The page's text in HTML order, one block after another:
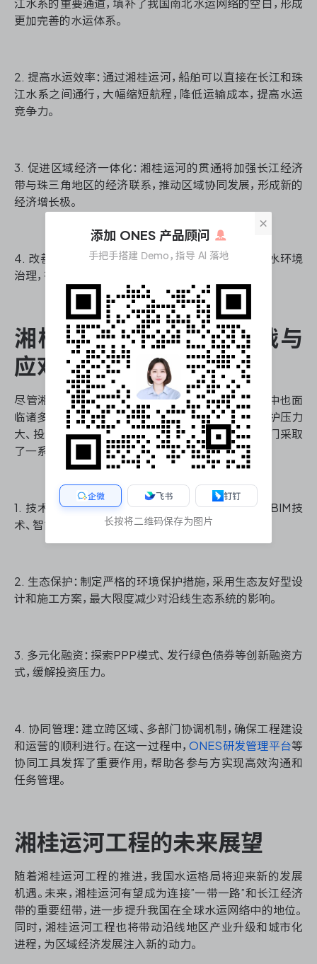
江水系的重要通道，填补了我国南北水运网络的空白，形成
更加完善的水运体系。
2. 提高水运效率：通过湘桂运河，船舶可以直接在长江和珠
江水系之间通行，大幅缩短航程，降低运输成本，提高水运
竞争力。
3. 促进区域经济一体化：湘桂运河的贯通将加强长江经济
带与珠三角地区的经济联系，推动区域协同发展，形成新的
经济增长极。
4. 改善生态环境：湘桂运河工程的实施将带动沿线水环境
治理，有利于改善区域生态系统，实现绿色发展。
湘桂运河工程面临的挑战与
应对策略
尽管湘桂运河工程前景广阔，但在建设和运营过程中也面
临诸多挑战。主要包括工程技术难度大、生态环境保护压力
大、投资规模巨大等问题。为应对这些挑战，相关部门采取
了一系列措施：
1. 技术创新：引入先进的工程技术和管理方法，如BIM技
术、智能化施工设备等，提高工程建设效率和质量。
2. 生态保护：制定严格的环境保护措施，采用生态友好型设
计和施工方案，最大限度减少对沿线生态系统的影响。
3. 多元化融资：探索PPP模式、发行绿色债券等创新融资方
式，缓解投资压力。
4. 协同管理：建立跨区域、多部门协调机制，确保工程建设
和运营的顺利进行。在这一过程中，ONES研发管理平台等
协同工具发挥了重要作用，帮助各参与方实现高效沟通和
任务管理。
湘桂运河工程的未来展望
随着湘桂运河工程的推进，我国水运格局将迎来新的发展
机遇。未来，湘桂运河有望成为连接”一带一路”和长江经济
带的重要纽带，进一步提升我国在全球水运网络中的地位。
同时，湘桂运河工程也将带动沿线地区产业升级和城市化
进程，为区域经济发展注入新的动力。
×
添加 ONES 产品顾问
手把手搭建 Demo，指导 AI 落地
企微 飞书 钉钉
长按将二维码保存为图片